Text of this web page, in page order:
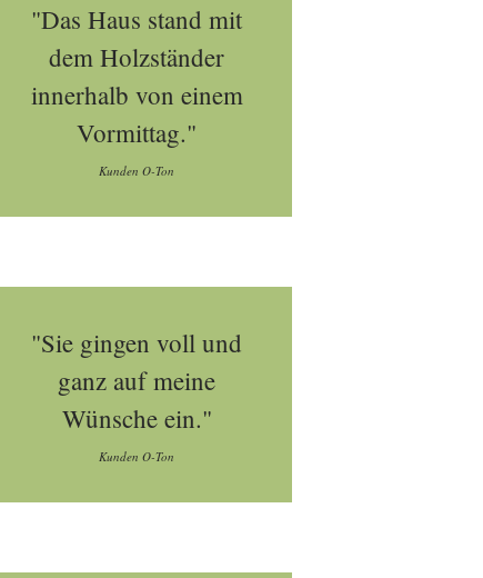
"Das Haus stand mit
dem Holzständer
innerhalb von einem
Vormittag."
Kunden O-Ton
"Sie gingen voll und
ganz auf meine
Wünsche ein."
Kunden O-Ton